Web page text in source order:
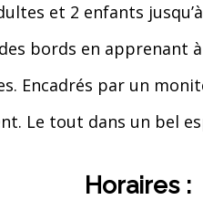
et 2 enfants
bords en apprenant
Encadrés par un
Le tout dans un bel
Horaires :